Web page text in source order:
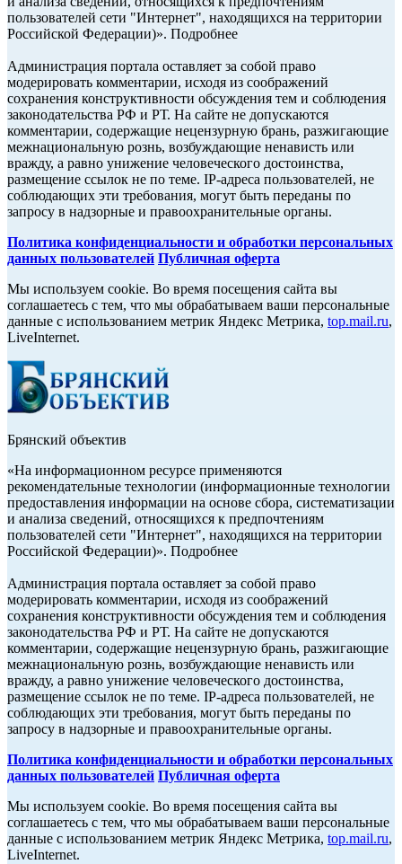
пользователей сети "Интернет", находящихся на территории
Российской Федерации)». Подробнее
Администрация портала оставляет за собой право
модерировать комментарии, исходя из соображений
сохранения конструктивности обсуждения тем и соблюдения
законодательства РФ и РТ. На сайте не допускаются
комментарии, содержащие нецензурную брань, разжигающие
межнациональную рознь, возбуждающие ненависть или
вражду, а равно унижение человеческого достоинства,
размещение ссылок не по теме. IP-адреса пользователей, не
соблюдающих эти требования, могут быть переданы по
запросу в надзорные и правоохранительные органы.
Политика конфиденциальности и обработки персональных
данных пользователей Публичная оферта
Мы используем cookie. Во время посещения сайта вы
соглашаетесь с тем, что мы обрабатываем ваши персональные
данные с использованием метрик Яндекс Метрика, top.mail.ru,
LiveInternet.
Брянский объектив
«На информационном ресурсе применяются
рекомендательные технологии (информационные технологии
предоставления информации на основе сбора, систематизации
и анализа сведений, относящихся к предпочтениям
пользователей сети "Интернет", находящихся на территории
Российской Федерации)». Подробнее
Администрация портала оставляет за собой право
модерировать комментарии, исходя из соображений
сохранения конструктивности обсуждения тем и соблюдения
законодательства РФ и РТ. На сайте не допускаются
комментарии, содержащие нецензурную брань, разжигающие
межнациональную рознь, возбуждающие ненависть или
вражду, а равно унижение человеческого достоинства,
размещение ссылок не по теме. IP-адреса пользователей, не
соблюдающих эти требования, могут быть переданы по
запросу в надзорные и правоохранительные органы.
Политика конфиденциальности и обработки персональных
данных пользователей Публичная оферта
Мы используем cookie. Во время посещения сайта вы
соглашаетесь с тем, что мы обрабатываем ваши персональные
данные с использованием метрик Яндекс Метрика, top.mail.ru,
LiveInternet.